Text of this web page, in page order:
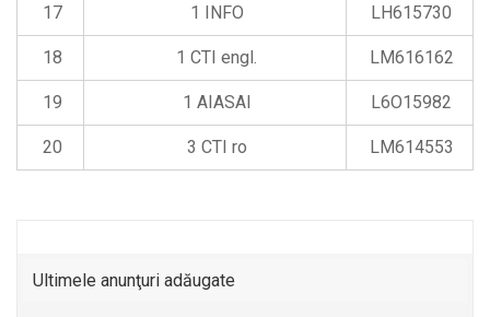
17 1 INFO LH615730
18 1 CTI engl. LM616162
19 1 AIASAI L6O15982
20 3 CTI ro LM614553
Ultimele anunţuri adăugate